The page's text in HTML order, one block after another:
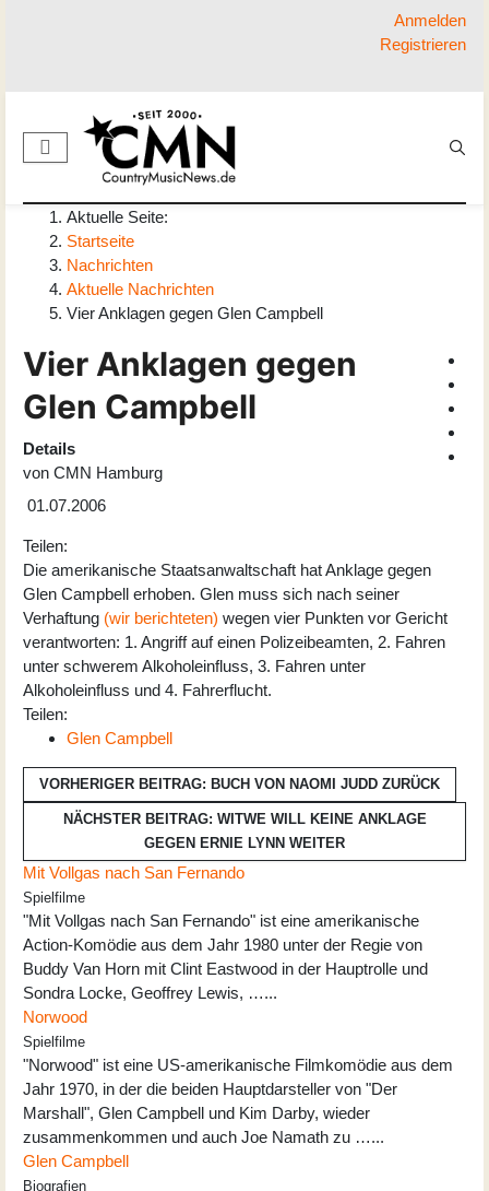
Anmelden
Registrieren
Aktuelle Seite:
Startseite
Nachrichten
Aktuelle Nachrichten
Vier Anklagen gegen Glen Campbell
Vier Anklagen gegen
Glen Campbell
Details
von CMN Hamburg
01.07.2006
Teilen:
Die amerikanische Staatsanwaltschaft hat Anklage gegen
Glen Campbell erhoben. Glen muss sich nach seiner
Verhaftung (wir berichteten) wegen vier Punkten vor Gericht
verantworten: 1. Angriff auf einen Polizeibeamten, 2. Fahren
unter schwerem Alkoholeinfluss, 3. Fahren unter
Alkoholeinfluss und 4. Fahrerflucht.
Teilen:
Glen Campbell
VORHERIGER BEITRAG: BUCH VON NAOMI JUDD ZURÜCK
NÄCHSTER BEITRAG: WITWE WILL KEINE ANKLAGE
GEGEN ERNIE LYNN WEITER
Mit Vollgas nach San Fernando
Spielfilme
"Mit Vollgas nach San Fernando" ist eine amerikanische
Action-Komödie aus dem Jahr 1980 unter der Regie von
Buddy Van Horn mit Clint Eastwood in der Hauptrolle und
Sondra Locke, Geoffrey Lewis, …...
Norwood
Spielfilme
"Norwood" ist eine US-amerikanische Filmkomödie aus dem
Jahr 1970, in der die beiden Hauptdarsteller von "Der
Marshall", Glen Campbell und Kim Darby, wieder
zusammenkommen und auch Joe Namath zu …...
Glen Campbell
Biografien